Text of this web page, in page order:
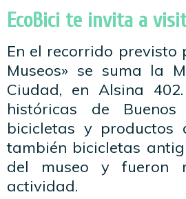
EcoBici te invita a
En el recorrido previsto
Museos» se suma la
Ciudad, en Alsina
históricas de
bicicletas y productos
también bicicletas
del museo y fueron
actividad.